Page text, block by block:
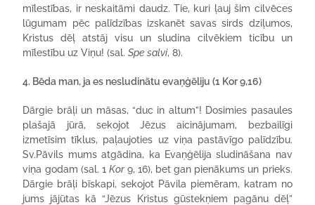
mīlestības, ir neskaitāmi daudz. Tie, kuri ļauj šim cilvēces
lūgumam pēc palīdzības izskanēt savas sirds dziļumos,
Kristus dēļ atstāj visu un sludina cilvēkiem ticību un
mīlestību uz Viņu! (sal.Spe salvi, 8).
4. Bēda man, ja es nesludinātu evaņģēliju (1 Kor 9,16)
Dārgie brāļi un māsas, “duc in altum”! Dosimies pasaules
plašajā jūrā, sekojot Jēzus aicinājumam, bezbailīgi
izmetīsim tīklus, paļaujoties uz viņa pastāvīgo palīdzību.
Sv.Pāvils mums atgādina, ka Evaņģēlija sludināšana nav
viņa godam (sal. 1 Kor9, 16), bet gan pienākums un prieks.
Dārgie brāļi bīskapi, sekojot Pāvila piemēram, katram no
jums jājūtas kā “Jēzus Kristus gūstekņiem pagānu dēļ”